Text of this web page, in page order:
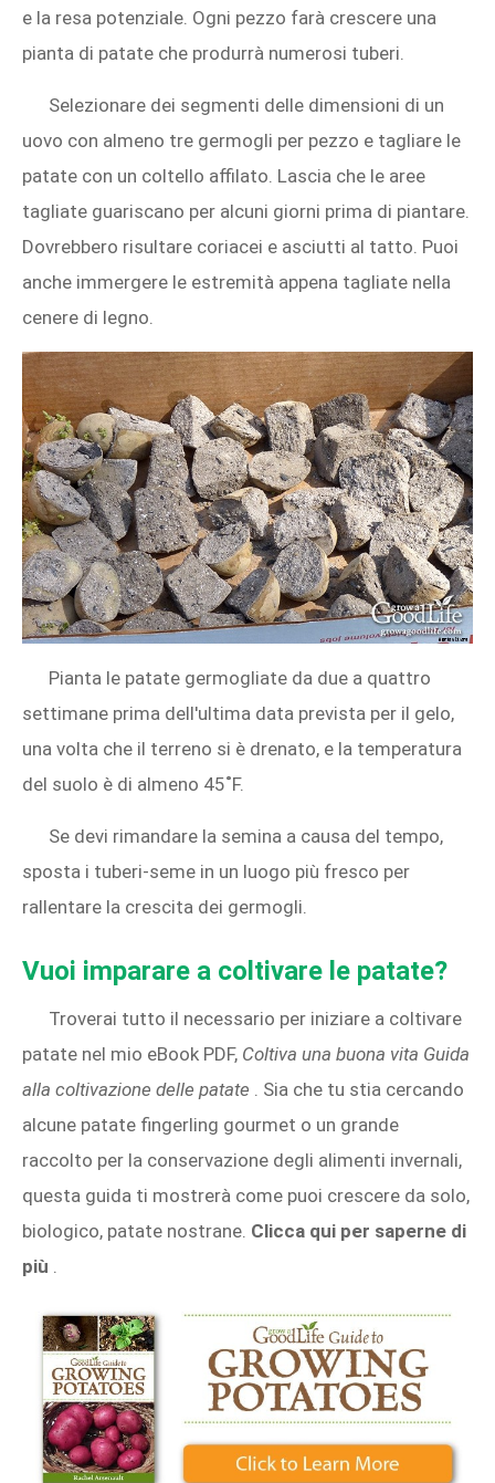
e la resa potenziale. Ogni pezzo farà crescere una
pianta di patate che produrrà numerosi tuberi.
Selezionare dei segmenti delle dimensioni di un
uovo con almeno tre germogli per pezzo e tagliare le
patate con un coltello affilato. Lascia che le aree
tagliate guariscano per alcuni giorni prima di piantare.
Dovrebbero risultare coriacei e asciutti al tatto. Puoi
anche immergere le estremità appena tagliate nella
cenere di legno.
Pianta le patate germogliate da due a quattro
settimane prima dell'ultima data prevista per il gelo,
una volta che il terreno si è drenato, e la temperatura
del suolo è di almeno 45˚F.
Se devi rimandare la semina a causa del tempo,
sposta i tuberi-seme in un luogo più fresco per
rallentare la crescita dei germogli.
Vuoi imparare a coltivare le patate?
Troverai tutto il necessario per iniziare a coltivare
patate nel mio eBook PDF, Coltiva una buona vita Guida
alla coltivazione delle patate . Sia che tu stia cercando
alcune patate fingerling gourmet o un grande
raccolto per la conservazione degli alimenti invernali,
questa guida ti mostrerà come puoi crescere da solo,
biologico, patate nostrane. Clicca qui per saperne di
più .